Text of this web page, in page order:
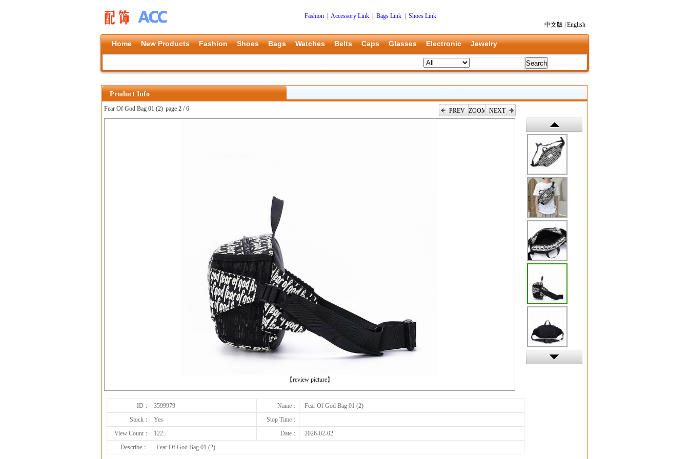
Fashion Accessory Link Bags Link
Shoes Link
中文版
English
Home New Products Fashion Shoes Bags Watches Belts Caps Glasses Electronic Jewelry
Product Info
Fear Of God Bag 01 (2) page 2 / 6 PREV ZOOM NEXT
【review picture】
ID： 3599979 Name：
Fear Of God Bag 01 (2)
Stock：
Yes
Stop Time：
View Count：
122 Date：
2026-02-02
Describe：
Fear Of God Bag 01 (2)